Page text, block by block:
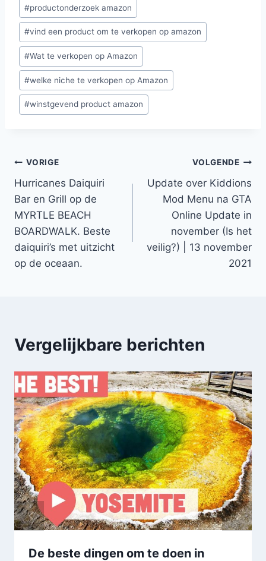
#productonderzoek amazon
#vind een product om te verkopen op amazon
#Wat te verkopen op Amazon
#welke niche te verkopen op Amazon
#winstgevend product amazon
Bericht
navigatie
VORIGE
Hurricanes Daiquiri
Bar en Grill op de
MYRTLE BEACH
BOARDWALK. Beste
daiquiri’s met uitzicht
op de oceaan.
VOLGENDE
Update over Kiddions
Mod Menu na GTA
Online Update in
november (Is het
veilig?) | 13 november
2021
Vergelijkbare berichten
De beste dingen om te doen in